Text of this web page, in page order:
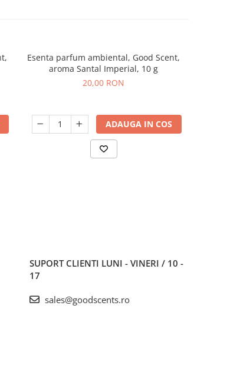
Esenta parfum ambiental, Good Scent,
aroma Santal Imperial, 10 g
20,00 RON
ADAUGA IN COS
SUPORT CLIENTI LUNI - VINERI / 10 -
17
sales@goodscents.ro